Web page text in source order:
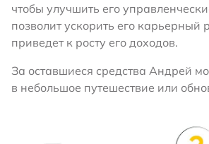
чтобы улучшить его
позволит ускорить его карьерный
приведет к росту его доходов.
За оставшиеся средства Андрей
в небольшое путешествие или